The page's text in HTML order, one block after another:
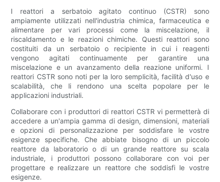
I reattori a serbatoio agitato continuo (CSTR) sono
ampiamente utilizzati nell'industria chimica, farmaceutica e
alimentare per vari processi come la miscelazione, il
riscaldamento e le reazioni chimiche. Questi reattori sono
costituiti da un serbatoio o recipiente in cui i reagenti
vengono agitati continuamente per garantire una
miscelazione e un avanzamento della reazione uniformi. I
reattori CSTR sono noti per la loro semplicità, facilità d'uso e
scalabilità, che li rendono una scelta popolare per le
applicazioni industriali.
Collaborare con i produttori di reattori CSTR vi permetterà di
accedere a un'ampia gamma di design, dimensioni, materiali
e opzioni di personalizzazione per soddisfare le vostre
esigenze specifiche. Che abbiate bisogno di un piccolo
reattore da laboratorio o di un grande reattore su scala
industriale, i produttori possono collaborare con voi per
progettare e realizzare un reattore che soddisfi le vostre
esigenze.